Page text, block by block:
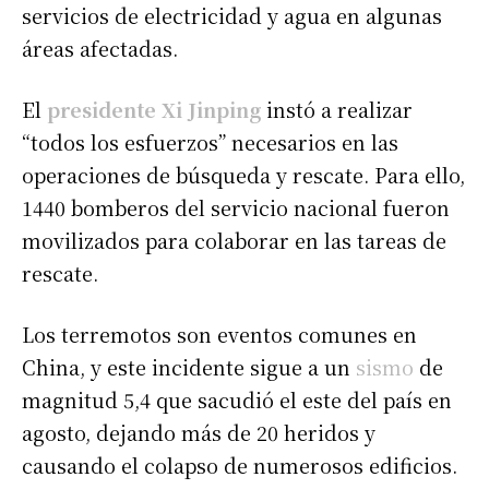
servicios de electricidad y agua en algunas
áreas afectadas.
El presidente Xi Jinpinginstó a realizar
“todos los esfuerzos” necesarios en las
operaciones de búsqueda y rescate. Para ello,
1440 bomberos del servicio nacional fueron
movilizados para colaborar en las tareas de
rescate.
Los terremotos son eventos comunes en
China, y este incidente sigue a un sismo de
magnitud 5,4 que sacudió el este del país en
agosto, dejando más de 20 heridos y
causando el colapso de numerosos edificios.